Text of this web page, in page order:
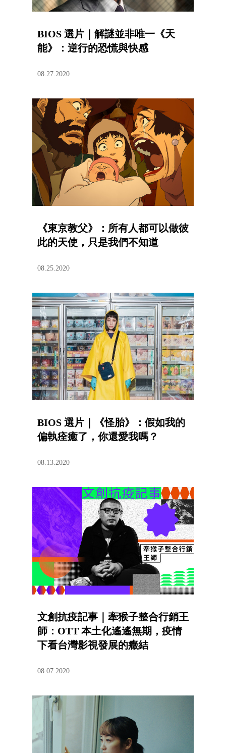
BIOS 選片｜解謎並非唯一《天
能》：逆行的恐慌與快感
08.27.2020
《東京教父》：所有人都可以做彼
此的天使，只是我們不知道
08.25.2020
BIOS 選片｜《怪胎》：假如我的
偏執痊癒了，你還愛我嗎？
08.13.2020
文創抗疫記事｜牽猴子整合行銷王
師：OTT 本土化遙遙無期，疫情
下看台灣影視發展的癥結
08.07.2020